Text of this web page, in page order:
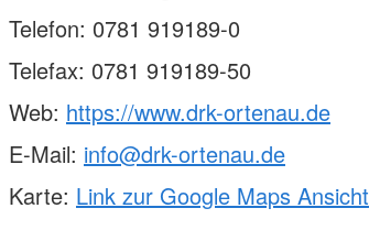
Telefon: 0781 919189-0
Telefax: 0781 919189-50
Web: https://www.drk-ortenau.de
E-Mail: info@drk-ortenau.de
Karte: Link zur Google Maps Ansicht